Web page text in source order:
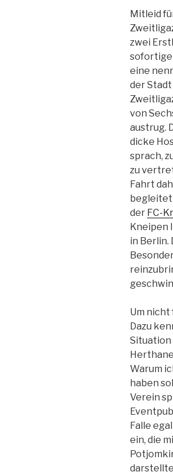
Mitleid
zwei
eine
der Stadt
von
austrug.
dicke
sprach,
zu
Fahrt
begleitet
der FC-
Kneipen
in Berlin.
Um nicht
Dazu
Situation
Warum
haben
Verein
Falle
ein, die